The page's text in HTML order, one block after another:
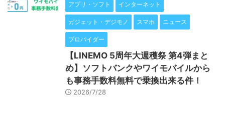
アプリ・ソフト インターネット
ガジェット・デジモノ スマホ ニュース
プロバイダー
【LINEMO 5周年大週穫祭 第4弾まと
め】ソフトバンクやワイモバイルから
も事務手数料無料で乗換出来る件！
2026/7/28